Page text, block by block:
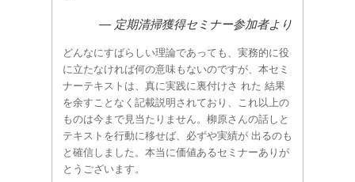
― 定期清掃獲得セミナー参加者より
どんなにすばらしい理論であっても、実務的に役
に立たなければ何の意味もないのですが、本セミ
ナーテキストは、真に実践に裏付けさ れた 結果
を余すことなく記載説明されており、これ以上の
ものは今まで見当たりません。柳原さんの話しと
テキストを行動に移せば、必ずや実績が 出るのも
と確信しました。本当に価値あるセミナーありが
とうございます。